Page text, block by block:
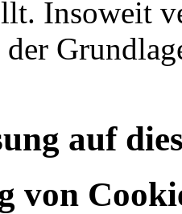
Insoweit
der
auf
von